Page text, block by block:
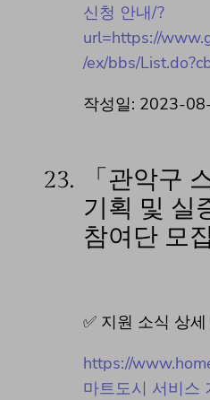
신청 안내/?
url=https://
/ex/bbs/
작성일: 2023-
23.
「관악구
기획 및 실
참여단 모집
✅ 지원 소식 상
https://
마트도시 서비스